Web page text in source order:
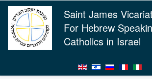
Saint James
For Hebrew
Catholics in Israel